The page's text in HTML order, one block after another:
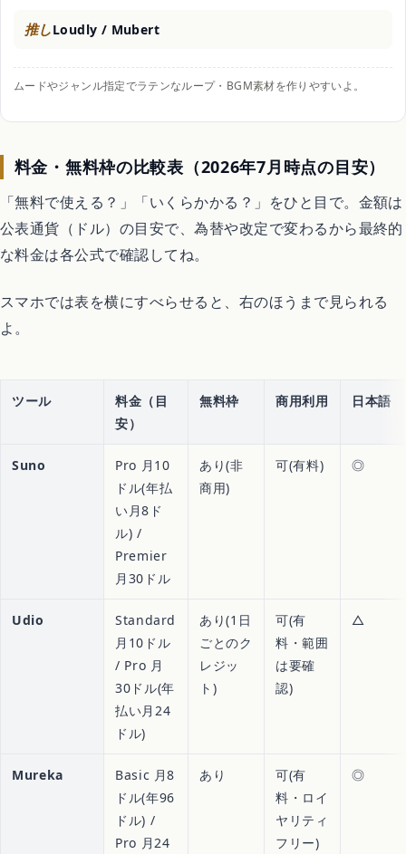
推しLoudly / Mubert
ムードやジャンル指定でラテンなループ・BGM素材を作りやすいよ。
料金・無料枠の比較表（2026年7月時点の目安）
「無料で使える？」「いくらかかる？」をひと目で。金額は
公表通貨（ドル）の目安で、為替や改定で変わるから最終的
な料金は各公式で確認してね。
スマホでは表を横にすべらせると、右のほうまで見られる
よ。
ツール
料金（目
安）
無料枠 商用利用 日本語
Suno
Pro 月10
ドル(年払
い月8ド
ル) /
Premier
月30ドル
あり(非
商用)
可(有料) ◎
Udio
Standard
月10ドル
/ Pro 月
30ドル(年
払い月24
ドル)
あり(1日
ごとのク
レジッ
ト)
可(有
料・範囲
は要確
認)
△
Mureka
Basic 月8
ドル(年96
ドル) /
Pro 月24
あり
可(有
料・ロイ
ヤリティ
フリー)
◎